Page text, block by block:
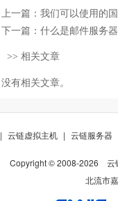
上一篇： 我们可以使用的
下一篇： 什么是邮件服务
>> 相关文章
没有相关文章。
| 云链虚拟主机 | 云链服务器
Copyright © 2008-2026
云
北流市